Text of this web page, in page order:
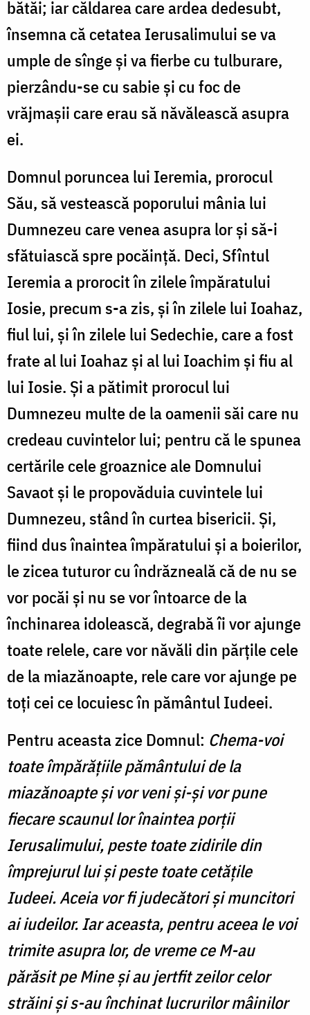
bătăi; iar căldarea care ardea dedesubt,
însemna că cetatea Ierusalimului se va
umple de sînge și va fierbe cu tulburare,
pierzându-se cu sabie și cu foc de
vrăjmașii care erau să năvălească asupra
ei.
Domnul poruncea lui Ieremia, prorocul
Său, să vestească poporului mânia lui
Dumnezeu care venea asupra lor și să-i
sfătuiască spre pocăință. Deci, Sfîntul
Ieremia a prorocit în zilele împăratului
Iosie, precum s-a zis, și în zilele lui Ioahaz,
fiul lui, și în zilele lui Sedechie, care a fost
frate al lui Ioahaz și al lui Ioachim și fiu al
lui Iosie. Și a pătimit prorocul lui
Dumnezeu multe de la oamenii săi care nu
credeau cuvintelor lui; pentru că le spunea
certările cele groaznice ale Domnului
Savaot și le propovăduia cuvintele lui
Dumnezeu, stând în curtea bisericii. Și,
fiind dus înaintea împăratului și a boierilor,
le zicea tuturor cu îndrăzneală că de nu se
vor pocăi și nu se vor întoarce de la
închinarea idolească, degrabă îi vor ajunge
toate relele, care vor năvăli din părțile cele
de la miazănoapte, rele care vor ajunge pe
toți cei ce locuiesc în pământul Iudeei.
Pentru aceasta zice Domnul: Chema-voi
toate împărățiile pământului de la
miazănoapte și vor veni și-și vor pune
fiecare scaunul lor înaintea porții
Ierusalimului, peste toate zidirile din
împrejurul lui și peste toate cetățile
Iudeei. Aceia vor fi judecători și muncitori
ai iudeilor. Iar aceasta, pentru aceea le voi
trimite asupra lor, de vreme ce M-au
părăsit pe Mine și au jertfit zeilor celor
străini și s-au închinat lucrurilor mâinilor